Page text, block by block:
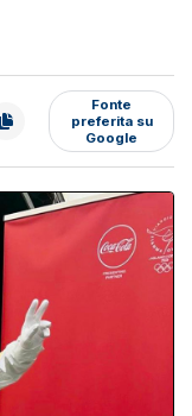
Fonte
preferita su
Google